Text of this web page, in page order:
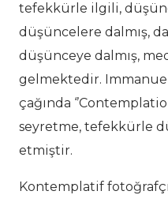
tefekkürle ilgili,
düşüncelere dalmış,
düşünceye dalmış,
gelmektedir.
çağında
seyretme, tefekkürle
etmiştir.
Kontemplatif